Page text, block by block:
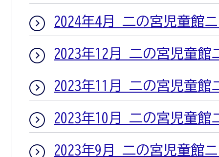
2024年4月 二の宮児童館
2023年12月 二の宮児童館
2023年11月 二の宮児童館
2023年10月 二の宮児童館
2023年9月 二の宮児童館